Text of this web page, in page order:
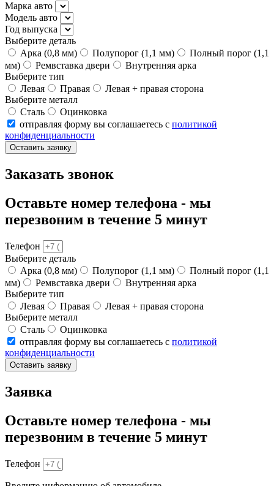
Марка авто
Модель авто
Год выпуска
Выберите деталь
Арка (0,8 мм)
Полупорог (1,1 мм)
Полный порог (1,1
мм)
Ремвставка двери
Внутренняя арка
Выберите тип
Левая
Правая
Левая + правая сторона
Выберите металл
Сталь
Оцинковка
отправляя форму вы соглашаетесь с политикой
конфиденциальности
Оставить заявку
Заказать звонок
Оставьте номер телефона - мы
перезвоним в течение 5 минут
Телефон
Выберите деталь
Арка (0,8 мм)
Полупорог (1,1 мм)
Полный порог (1,1
мм)
Ремвставка двери
Внутренняя арка
Выберите тип
Левая
Правая
Левая + правая сторона
Выберите металл
Сталь
Оцинковка
отправляя форму вы соглашаетесь с политикой
конфиденциальности
Оставить заявку
Заявка
Оставьте номер телефона - мы
перезвоним в течение 5 минут
Телефон